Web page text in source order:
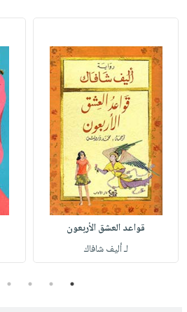
قواعد العشق الأربعون
لـ أليف شافاك
1
2
3
4